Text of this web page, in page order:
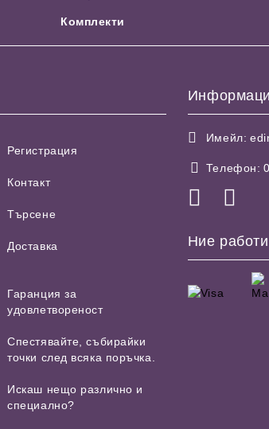
Комплекти
Регистрация
Контакт
Търсене
Доставка
Гаранция за
удовлетвореност
Спестявайте, събирайки
точки след всяка поръчка.
Искаш нещо различно и
специално?
Имейл:
Телефон:
Ние